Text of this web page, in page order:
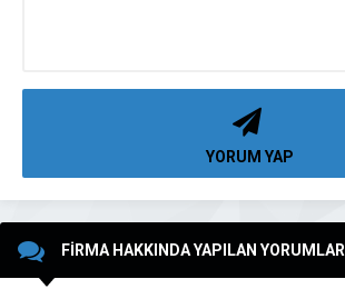
YORUM YAP
FİRMA HAKKINDA YAPILAN YORUMLAR